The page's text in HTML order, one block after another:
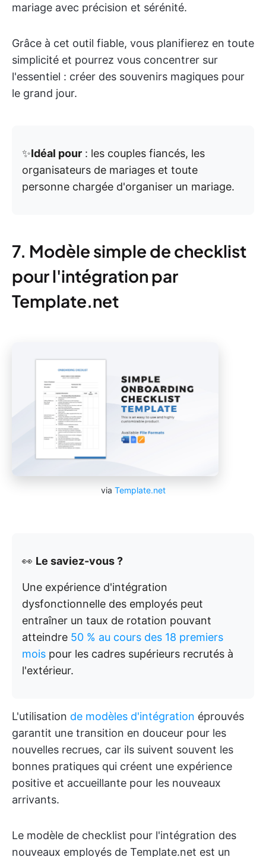
mariage avec précision et sérénité.
Grâce à cet outil fiable, vous planifierez en toute
simplicité et pourrez vous concentrer sur
l'essentiel : créer des souvenirs magiques pour
le grand jour.
✨Idéal pour : les couples fiancés, les
organisateurs de mariages et toute
personne chargée d'organiser un mariage.
7. Modèle simple de checklist
pour l'intégration par
Template.net
via Template.net
👀 Le saviez-vous ?
Une expérience d'intégration
dysfonctionnelle des employés peut
entraîner un taux de rotation pouvant
atteindre 50 % au cours des 18 premiers
mois pour les cadres supérieurs recrutés à
l'extérieur.
L'utilisation de modèles d'intégration éprouvés
garantit une transition en douceur pour les
nouvelles recrues, car ils suivent souvent les
bonnes pratiques qui créent une expérience
positive et accueillante pour les nouveaux
arrivants.
Le modèle de checklist pour l'intégration des
nouveaux employés de Template.net est un